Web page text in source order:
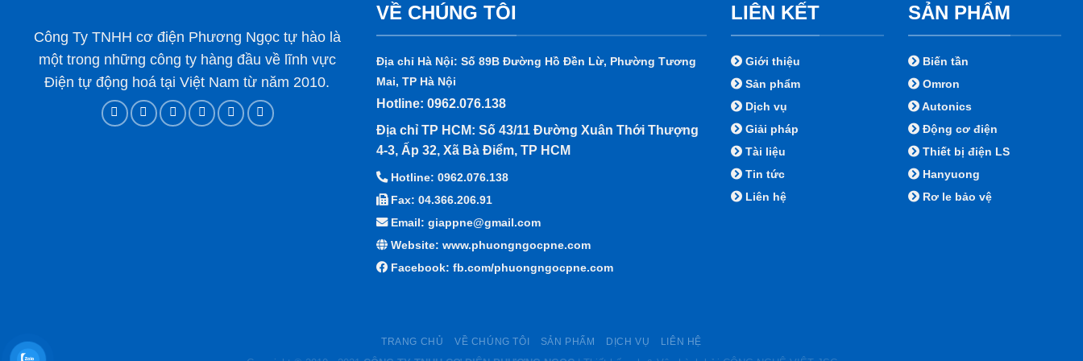
Công Ty TNHH cơ điện Phương Ngọc tự hào là
một trong những công ty hàng đầu về lĩnh vực
Điện tự động hoá tại Việt Nam từ năm 2010.
VỀ CHÚNG TÔI
Địa chỉ Hà Nội: Số 89B Đường Hồ Đền Lừ, Phường Tương
Mai, TP Hà Nội
Hotline: 0962.076.138
Địa chỉ TP HCM: Số 43/11 Đường Xuân Thới Thượng
4-3, Ấp 32, Xã Bà Điểm, TP HCM
Hotline: 0962.076.138
Fax: 04.366.206.91
Email: giappne@gmail.com
Website: www.phuongngocpne.com
Facebook: fb.com/phuongngocpne.com
LIÊN KẾT
Giới thiệu
Sản phẩm
Dịch vụ
Giải pháp
Tài liệu
Tin tức
Liên hệ
SẢN PHẨM
Biến tần
Omron
Autonics
Động cơ điện
Thiết bị điện LS
Hanyuong
Rơ le bảo vệ
TRANG CHỦ VỀ CHÚNG TÔI SẢN PHẨM DỊCH VỤ LIÊN HỆ